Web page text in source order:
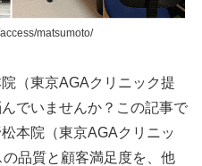
matsumoto/
（東京AGAクリニック提
でいませんか？この記事で
本院（東京AGAクリニッ
品質と顧客満足度を、他